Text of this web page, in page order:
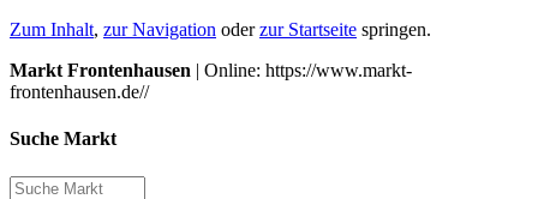
Zum Inhalt, zur Navigation oderzur Startseite springen.
Markt Frontenhausen | Online: https://www.markt-
frontenhausen.de//
Suche Markt